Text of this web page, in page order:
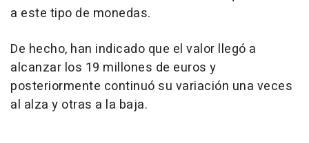
a este tipo de monedas.
De hecho, han indicado que el valor llegó a
alcanzar los 19 millones de euros y
posteriormente continuó su variación una veces
al alza y otras a la baja.